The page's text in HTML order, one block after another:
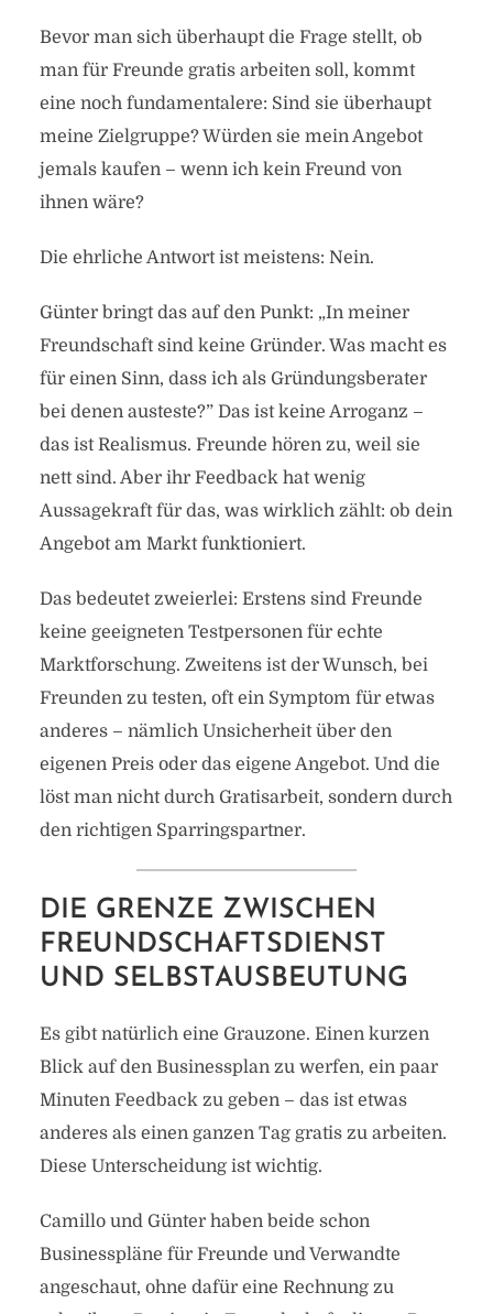
Bevor man sich überhaupt die Frage stellt, ob
man für Freunde gratis arbeiten soll, kommt
eine noch fundamentalere: Sind sie überhaupt
meine Zielgruppe? Würden sie mein Angebot
jemals kaufen – wenn ich kein Freund von
ihnen wäre?
Die ehrliche Antwort ist meistens: Nein.
Günter bringt das auf den Punkt: „In meiner
Freundschaft sind keine Gründer. Was macht es
für einen Sinn, dass ich als Gründungsberater
bei denen austeste?” Das ist keine Arroganz –
das ist Realismus. Freunde hören zu, weil sie
nett sind. Aber ihr Feedback hat wenig
Aussagekraft für das, was wirklich zählt: ob dein
Angebot am Markt funktioniert.
Das bedeutet zweierlei: Erstens sind Freunde
keine geeigneten Testpersonen für echte
Marktforschung. Zweitens ist der Wunsch, bei
Freunden zu testen, oft ein Symptom für etwas
anderes – nämlich Unsicherheit über den
eigenen Preis oder das eigene Angebot. Und die
löst man nicht durch Gratisarbeit, sondern durch
den richtigen Sparringspartner.
DIE GRENZE ZWISCHEN
FREUNDSCHAFTSDIENST
UND SELBSTAUSBEUTUNG
Es gibt natürlich eine Grauzone. Einen kurzen
Blick auf den Businessplan zu werfen, ein paar
Minuten Feedback zu geben – das ist etwas
anderes als einen ganzen Tag gratis zu arbeiten.
Diese Unterscheidung ist wichtig.
Camillo und Günter haben beide schon
Businesspläne für Freunde und Verwandte
angeschaut, ohne dafür eine Rechnung zu